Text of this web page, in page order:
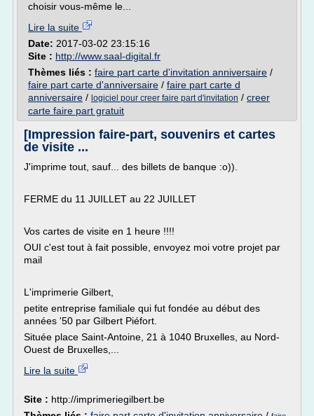
choisir vous-même le...
Lire la suite
Date: 2017-03-02 23:15:16
Site : http://www.saal-digital.fr
Thèmes liés : faire part carte d'invitation anniversaire /
faire part carte d'anniversaire / faire part carte d
anniversaire / logiciel pour creer faire part d'invitation / creer
carte faire part gratuit
[Impression faire-part, souvenirs et cartes
de visite ...
J'imprime tout, sauf... des billets de banque :o)).
FERME du 11 JUILLET au 22 JUILLET
Vos cartes de visite en 1 heure !!!!
OUI c'est tout à fait possible, envoyez moi votre projet par
mail
L'imprimerie Gilbert,
petite entreprise familiale qui fut fondée au début des
années '50 par Gilbert Piéfort.
Située place Saint-Antoine, 21 à 1040 Bruxelles, au Nord-
Ouest de Bruxelles,...
Lire la suite
Site : http://imprimeriegilbert.be